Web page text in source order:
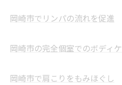
岡崎市でリンパの流れを促進
岡崎市の完全個室でのボディ
岡崎市で肩こりをもみほぐし